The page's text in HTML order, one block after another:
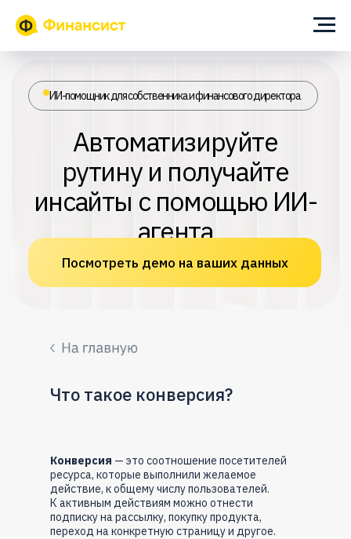
Автоматизируйте
инсайты с помощью ИИ-
агента
Посмотреть демо на ваших данных
Что такое конверсия?
Конверсия — это соотношение посетителей
ресурса, которые выполнили желаемое
действие, к общему числу пользователей.
К активным действиям можно отнести
подписку на рассылку, покупку продукта,
переход на конкретную страницу и другое.